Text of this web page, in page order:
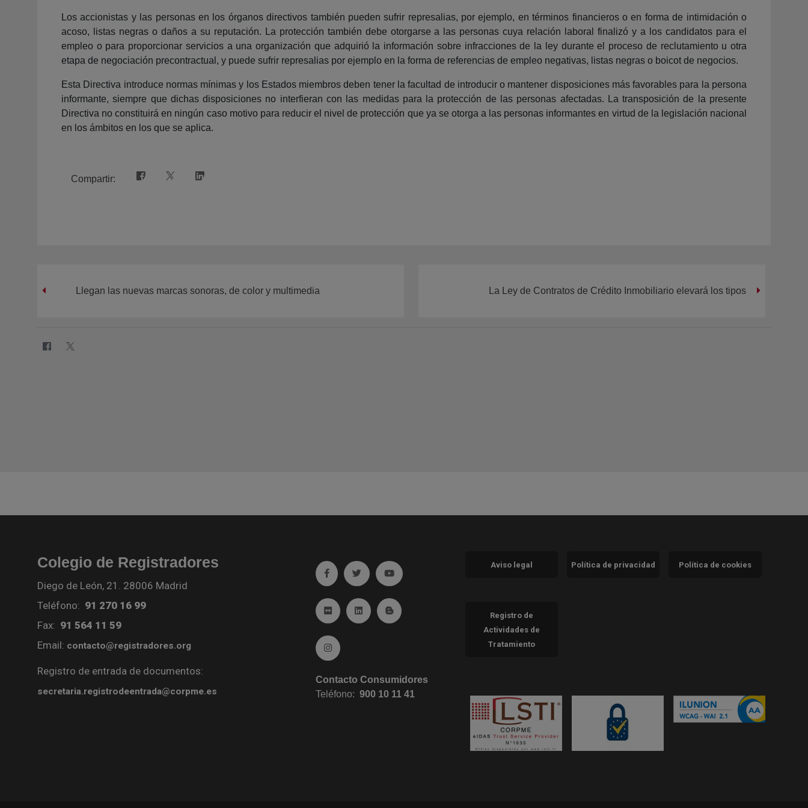
Los accionistas y las personas en los órganos directivos también pueden sufrir represalias, por ejemplo, en términos financieros o en forma de intimidación o
acoso, listas negras o daños a su reputación. La protección también debe otorgarse a las personas cuya relación laboral finalizó y a los candidatos para el
empleo o para proporcionar servicios a una organización que adquirió la información sobre infracciones de la ley durante el proceso de reclutamiento u otra
etapa de negociación precontractual, y puede sufrir represalias por ejemplo en la forma de referencias de empleo negativas, listas negras o boicot de negocios.
Esta Directiva introduce normas mínimas y los Estados miembros deben tener la facultad de introducir o mantener disposiciones más favorables para la persona
informante, siempre que dichas disposiciones no interfieran con las medidas para la protección de las personas afectadas. La transposición de la presente
Directiva no constituirá en ningún caso motivo para reducir el nivel de protección que ya se otorga a las personas informantes en virtud de la legislación nacional
en los ámbitos en los que se aplica.
Compartir:
Llegan las nuevas marcas sonoras, de color y multimedia La Ley de Contratos de Crédito Inmobiliario elevará los tipos
Colegio de Registradores
Diego de León, 21. 28006 Madrid
Teléfono: 91 270 16 99
Fax: 91 564 11 59
Email: contacto@registradores.org
Registro de entrada de documentos:
secretaria.registrodeentrada@corpme.es
Ir a facebook (abre en ventana nueva)
Ir a twitter (abre en ventana nueva)
Ir a YouTube (abre en ventana nueva)
Ir a Flickr (abre en ventana nueva)
Ir a Linkedin (abre en ventana nueva)
Ir al Blog (abre en ventana nueva)
Ir a Instagram (abre en ventana nueva)
Contacto Consumidores
Teléfono:900 10 11 41
Aviso legal Política de privacidad Política de cookies
Registro de
Actividades de
Tratamiento